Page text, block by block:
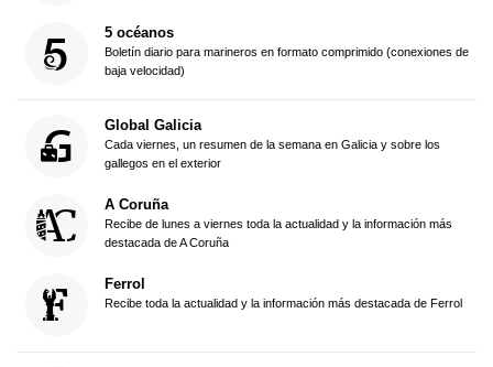
5 océanos
Boletín diario para marineros en formato comprimido (conexiones de
baja velocidad)
Global Galicia
Cada viernes, un resumen de la semana en Galicia y sobre los
gallegos en el exterior
A Coruña
Recibe de lunes a viernes toda la actualidad y la información más
destacada de A Coruña
Ferrol
Recibe toda la actualidad y la información más destacada de Ferrol